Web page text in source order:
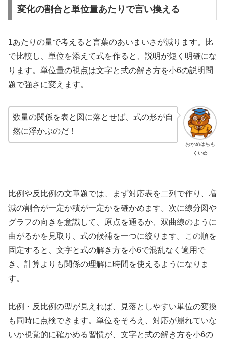
変化の割合と単位量あたりで言い換える
1あたりの量で考えると言葉のあいまいさが減ります。比
で比較し、単位を添えて式を作ると、説明が短く明確にな
ります。単位量の視点は文字と式の解き方を小6の説明問
題で強さに変えます。
おかめはちも
くいぬ
数量の関係を表と図に落とせば、式の形が自
然に浮かぶのだ！
比例や反比例の文章題では、まず対応表を二列で作り、増
減の割合が一定か積が一定かを確かめます。次に線分図や
グラフの向きを意識して、原点を通るか、双曲線のように
曲がるかを見取り、式の候補を一つに絞ります。この順を
固定すると、文字と式の解き方を小6で混乱なく適用で
き、計算よりも関係の理解に時間を使えるようになりま
す。
比例・反比例の型が見えれば、見落としやすい単位の変換
も同時に点検できます。単位をそろえ、対応が崩れていな
いか視覚的に確かめる習慣が、文字と式の解き方を小6の